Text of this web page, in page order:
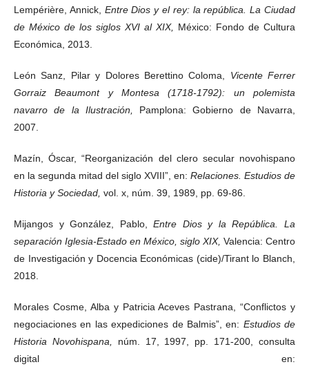
Lempérière, Annick, Entre Dios y el rey: la república. La Ciudad
de México de los siglos XVI al XIX, México: Fondo de Cultura
Económica, 2013.
León Sanz, Pilar y Dolores Berettino Coloma, Vicente Ferrer
Gorraiz Beaumont y Montesa (1718-1792): un polemista
navarro de la Ilustración, Pamplona: Gobierno de Navarra,
2007.
Mazín, Óscar, “Reorganización del clero secular novohispano
en la segunda mitad del siglo XVIII”, en: Relaciones. Estudios de
Historia y Sociedad, vol. x, núm. 39, 1989, pp. 69-86.
Mijangos y González, Pablo,Entre Dios y la República. La
separación Iglesia-Estado en México, siglo XIX, Valencia: Centro
de Investigación y Docencia Económicas (cide)/Tirant lo Blanch,
2018.
Morales Cosme, Alba y Patricia Aceves Pastrana, “Conflictos y
negociaciones en las expediciones de Balmis”, en: Estudios de
Historia Novohispana, núm. 17, 1997, pp. 171-200, consulta
digital en: